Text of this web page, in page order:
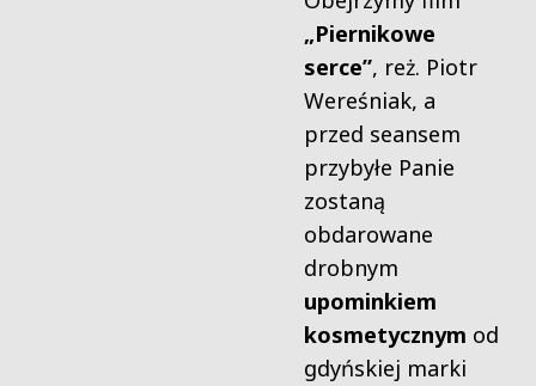
„Piernikowe
serce”, reż. Piotr
Wereśniak, a
przed seansem
przybyłe Panie
zostaną
obdarowane
drobnym
upominkiem
kosmetycznym od
gdyńskiej marki